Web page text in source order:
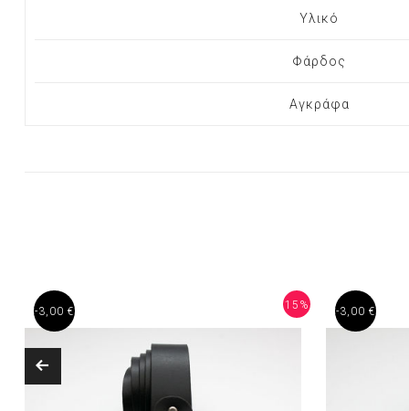
Υλικό
Φάρδος
Αγκράφα
15%
-3,00 € -3,00 €